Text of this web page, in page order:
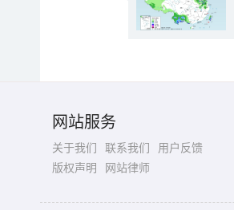
网站服务
关于我们 联系我们
用户反馈
版权声明
网站律师